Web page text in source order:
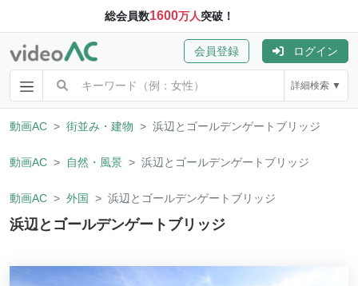
総会員数1600万人突破！
会員登録 ログイン
詳細検索 ▼
動画AC 街並み・建物 浜辺とゴールデンゲートブリッジ
動画AC 自然・風景 浜辺とゴールデンゲートブリッジ
動画AC 外国 浜辺とゴールデンゲートブリッジ
浜辺とゴールデンゲートブリッジ